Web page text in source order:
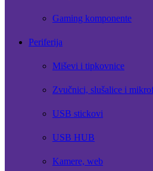
Gaming komponente
Periferija
Miševi i tipkovnice
Zvučnici, slušalice i
USB stickovi
USB HUB
Kamere, web